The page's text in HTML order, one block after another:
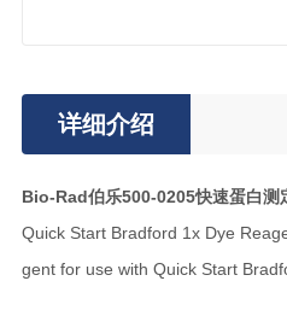
详细介绍
Bio-Rad伯乐500-0205快速蛋白
Quick Start Bradford 1x Dye
gent for use with Quick Start